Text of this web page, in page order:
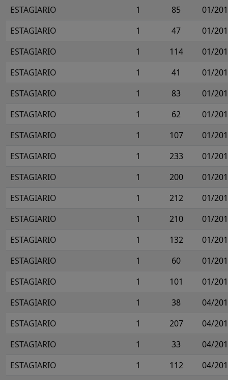
ESTAGIARIO
1 85
01/
ESTAGIARIO
1 47
01/
ESTAGIARIO
1 114
01/
ESTAGIARIO
1 41
01/
ESTAGIARIO
1 83
01/
ESTAGIARIO
1 62
01/
ESTAGIARIO
1 107
01/
ESTAGIARIO
1 233
01/
ESTAGIARIO
1 200
01/
ESTAGIARIO
1 212
01/
ESTAGIARIO
1 210
01/
ESTAGIARIO
1 132
01/
ESTAGIARIO
1 60
01/
ESTAGIARIO
1 101
01/
ESTAGIARIO
1 38
04/
ESTAGIARIO
1 207
04/
ESTAGIARIO
1 33
04/
ESTAGIARIO
1 112 04/